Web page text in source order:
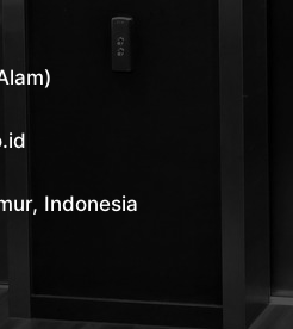
Indonesia